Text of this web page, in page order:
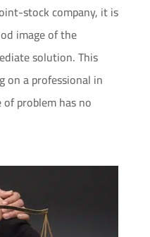
stock company, it is
image of the
solution. This
on a professional in
problem has no